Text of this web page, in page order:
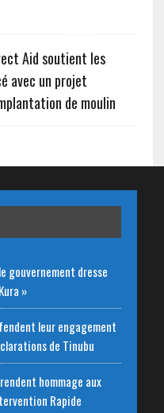
Aid soutient les
avec un projet
de moulin
gouvernement dresse
»
leur engagement
de Tinubu
hommage aux
Rapide